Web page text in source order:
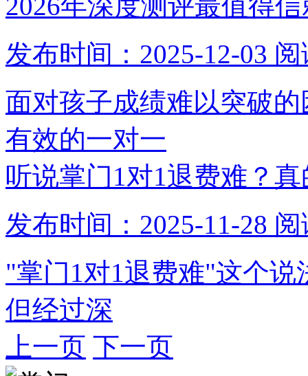
发布时间：2025-12-03 阅
面对孩子成绩难以突破
有效的一对一
听说掌门1对1退费难？
发布时间：2025-11-28 阅
"掌门1对1退费难"这个
但经过深
上一页 下一页